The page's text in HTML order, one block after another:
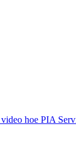
hoe PIA